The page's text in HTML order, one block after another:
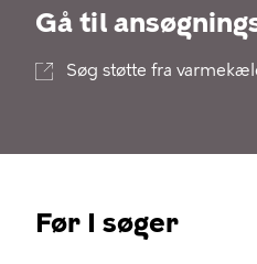
Gå til
Søg støtte fra
Før I søger